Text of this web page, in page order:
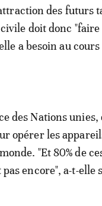
des futurs
doit donc
a besoin au
des Nations
opérer les
"Et 80% de
encore", a-t-elle